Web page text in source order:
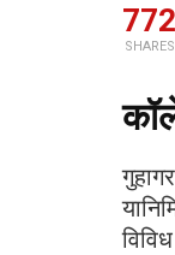
772
SHARES